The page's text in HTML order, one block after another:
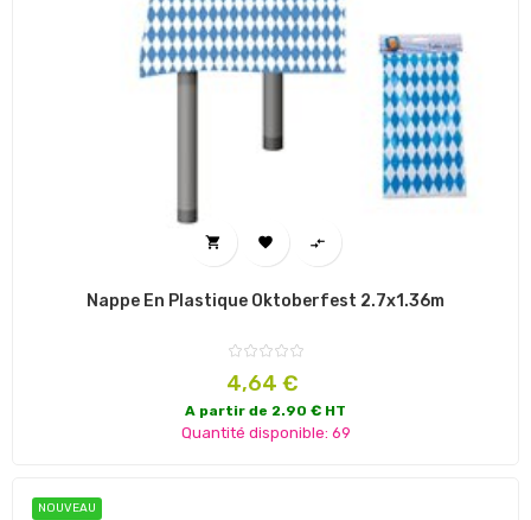
  
Nappe En Plastique Oktoberfest 2.7x1.36m
Prix
4,64 €
A partir de 2.90 € HT
Quantité disponible: 69
NOUVEAU